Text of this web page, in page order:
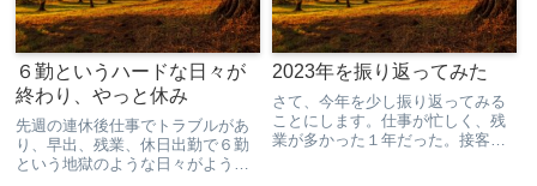
６勤というハードな日々が
終わり、やっと休み
先週の連休後仕事でトラブルがあ
り、早出、残業、休日出勤で６勤
という地獄のような日々がようや
2023年を振り返ってみた
さて、今年を少し振り返ってみる
ことにします。仕事が忙しく、残
業が多かった１年だった。接客で